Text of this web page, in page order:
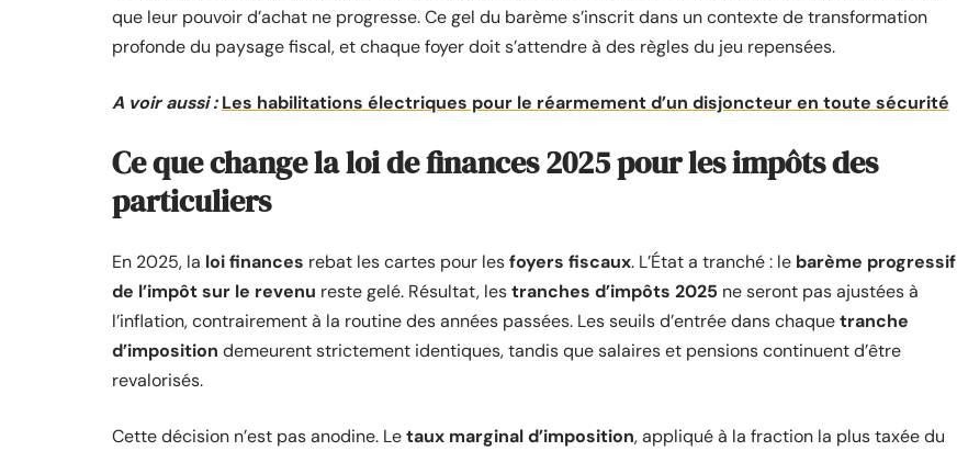
que leur pouvoir d’achat ne progresse. Ce gel du barème s’inscrit dans un contexte de transformation
profonde du paysage fiscal, et chaque foyer doit s’attendre à des règles du jeu repensées.
A voir aussi : Les habilitations électriques pour le réarmement d’un disjoncteur en toute sécurité
Ce que change la loi de finances 2025 pour les impôts des
particuliers
En 2025, la loi finances rebat les cartes pour lesfoyers fiscaux. L’État a tranché : le barème progressif
de l’impôt sur le revenu reste gelé. Résultat, lestranches d’impôts 2025 ne seront pas ajustées à
l’inflation, contrairement à la routine des années passées. Les seuils d’entrée dans chaquetranche
d’imposition demeurent strictement identiques, tandis que salaires et pensions continuent d’être
revalorisés.
Cette décision n’est pas anodine. Letaux marginal d’imposition, appliqué à la fraction la plus taxée du